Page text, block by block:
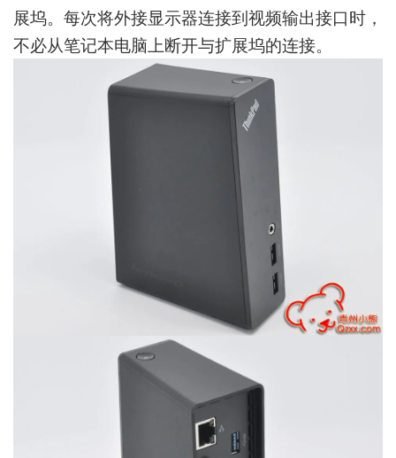
展坞。每次将外接显示器连接到视频输出接口时，
不必从笔记本电脑上断开与扩展坞的连接。